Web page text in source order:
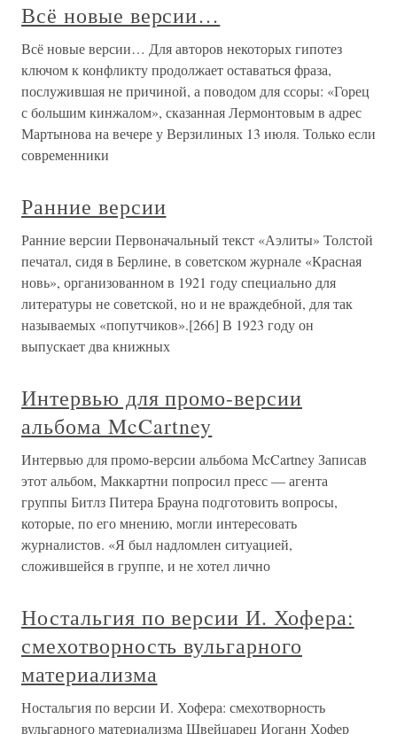
Всё новые версии…
Всё новые версии… Для авторов некоторых гипотез
ключом к конфликту продолжает оставаться фраза,
послужившая не причиной, а поводом для ссоры: «Горец
с большим кинжалом», сказанная Лермонтовым в адрес
Мартынова на вечере у Верзилиных 13 июля. Только если
современники
Ранние версии
Ранние версии Первоначальный текст «Аэлиты» Толстой
печатал, сидя в Берлине, в советском журнале «Красная
новь», организованном в 1921 году специально для
литературы не советской, но и не враждебной, для так
называемых «попутчиков».[266] В 1923 году он
выпускает два книжных
Интервью для промо-версии
альбома McCartney
Интервью для промо-версии альбома McCartney Записав
этот альбом, Маккартни попросил пресс — агента
группы Битлз Питера Брауна подготовить вопросы,
которые, по его мнению, могли интересовать
журналистов. «Я был надломлен ситуацией,
сложившейся в группе, и не хотел лично
Ностальгия по версии И. Хофера:
смехотворность вульгарного
материализма
Ностальгия по версии И. Хофера: смехотворность
вульгарного материализма Швейцарец Иоганн Хофер